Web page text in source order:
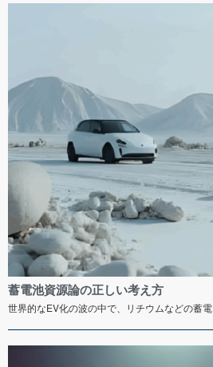
蓄電池資源論の正しい考え方
世界的なEV化の波の中で、リチウムなどの蓄電